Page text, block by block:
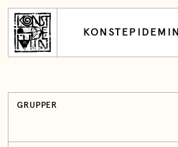
KONSTEPIDEMIN
GRUPPER